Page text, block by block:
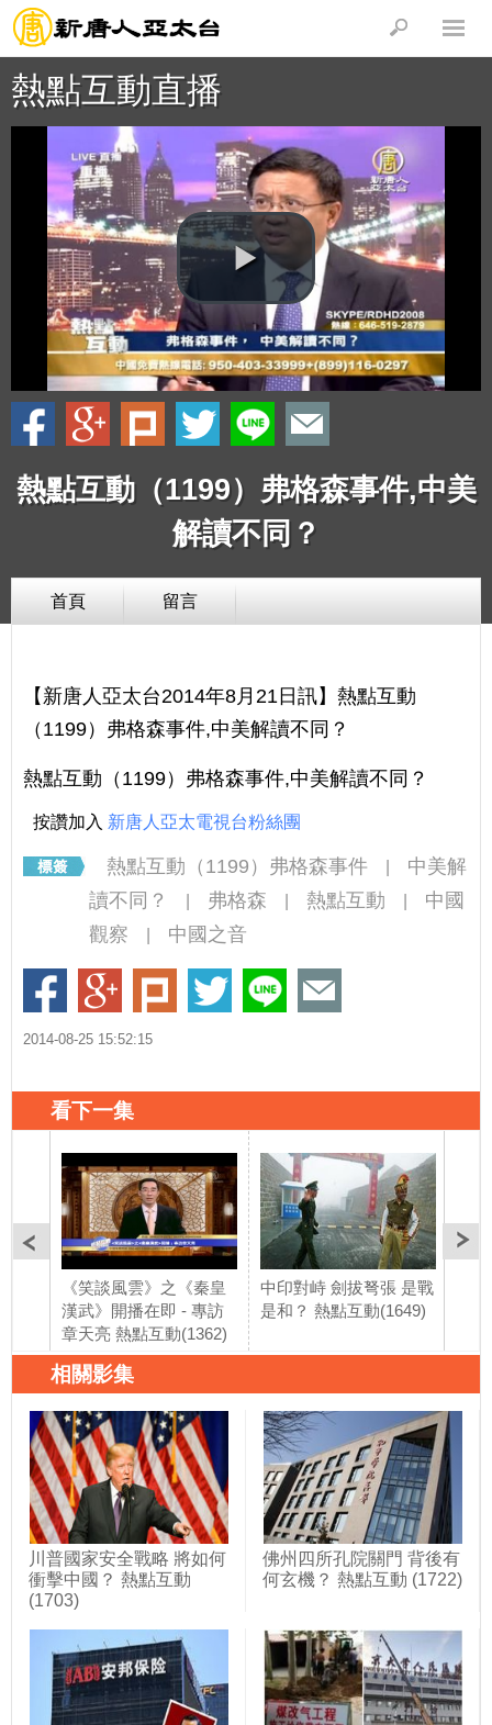
熱點互動直播
熱點互動（1199）弗格森事件,中美
解讀不同？
首頁 留言
【新唐人亞太台2014年8月21日訊】熱點互動
（1199）弗格森事件,中美解讀不同？
熱點互動（1199）弗格森事件,中美解讀不同？
按讚加入 新唐人亞太電視台粉絲團
熱點互動（1199）弗格森事件
中美解
讀不同？
弗格森 熱點互動
中國
觀察
中國之音
2014-08-25 15:52:15
看下一集
《笑談風雲》之《秦皇
漢武》開播在即 - 專訪
章天亮 熱點互動(1362)
中印對峙 劍拔弩張 是戰
是和？ 熱點互動(1649)
相關影集
川普國家安全戰略 將如何
衝擊中國？ 熱點互動
(1703)
佛州四所孔院關門 背後有
何玄機？ 熱點互動 (1722)